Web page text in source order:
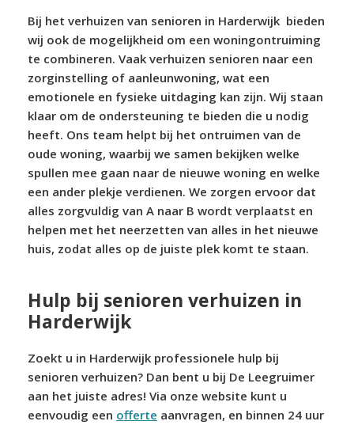
Bij het verhuizen van senioren in Harderwijk bieden
wij ook de mogelijkheid om een woningontruiming
te combineren. Vaak verhuizen senioren naar een
zorginstelling of aanleunwoning, wat een
emotionele en fysieke uitdaging kan zijn. Wij staan
klaar om de ondersteuning te bieden die u nodig
heeft. Ons team helpt bij het ontruimen van de
oude woning, waarbij we samen bekijken welke
spullen mee gaan naar de nieuwe woning en welke
een ander plekje verdienen. We zorgen ervoor dat
alles zorgvuldig van A naar B wordt verplaatst en
helpen met het neerzetten van alles in het nieuwe
huis, zodat alles op de juiste plek komt te staan.
Hulp bij senioren verhuizen in
Harderwijk
Zoekt u in Harderwijk professionele hulp bij
senioren verhuizen? Dan bent u bij De Leegruimer
aan het juiste adres! Via onze website kunt u
eenvoudig een offerte aanvragen, en binnen 24 uur